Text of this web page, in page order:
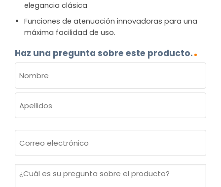
elegancia clásica
Funciones de atenuación innovadoras para una
máxima facilidad de uso.
Haz una pregunta sobre este producto.
(OBLIGATORIO)
Nombre
electrónico
¿Cuál